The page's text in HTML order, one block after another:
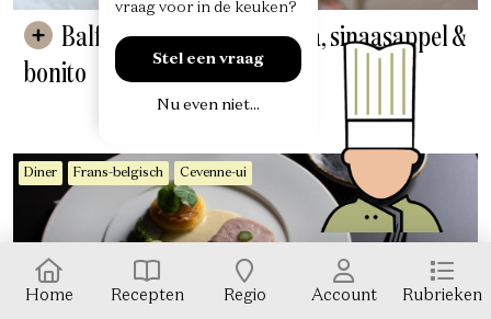
Home Recepten Regio Account Rubrieken
bonito
Diner Frans-belgisch Cevenne-ui
vraag voor in de keuken?
Stel een vraag
Nu even niet...